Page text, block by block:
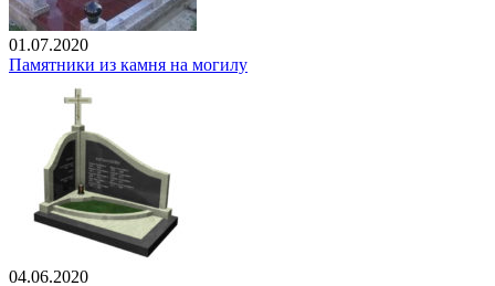
01.07.2020
Памятники из камня на могилу
04.06.2020